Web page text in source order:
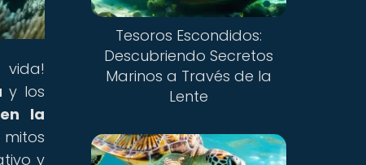
y los
la
y
Tesoros Escondidos:
Descubriendo Secretos
Marinos a Través de la
Lente